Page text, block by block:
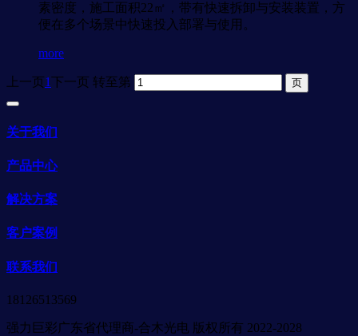
素密度，施工面积22㎡，带有快速拆卸与安装装置，方
便在多个场景中快速投入部署与使用。
more
上一页1下一页 转至第
关于我们
产品中心
解决方案
客户案例
联系我们
18126513569
强力巨彩广东省代理商-合木光电 版权所有 2022-2028